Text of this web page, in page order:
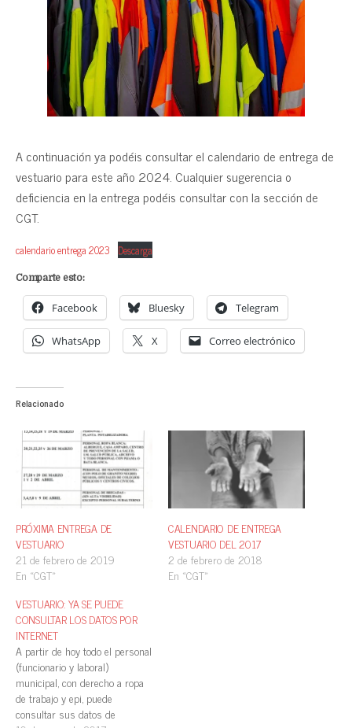
A continuación ya podéis consultar el calendario de entrega de
vestuario para este año 2024. Cualquier sugerencia o
deficiencia en la entrega podéis consultar con la sección de
CGT.
calendario entrega 2023 Descarga
Comparte esto:
Facebook Bluesky Telegram
WhatsApp X Correo electrónico
Relacionado
PRÓXIMA ENTREGA DE
VESTUARIO
21 de febrero de 2019
En «CGT»
CALENDARIO DE ENTREGA
VESTUARIO DEL 2017
2 de febrero de 2018
En «CGT»
VESTUARIO: YA SE PUEDE
CONSULTAR LOS DATOS POR
INTERNET
A partir de hoy todo el personal
(funcionario y laboral)
municipal, con derecho a ropa
de trabajo y epi, puede
consultar sus datos de